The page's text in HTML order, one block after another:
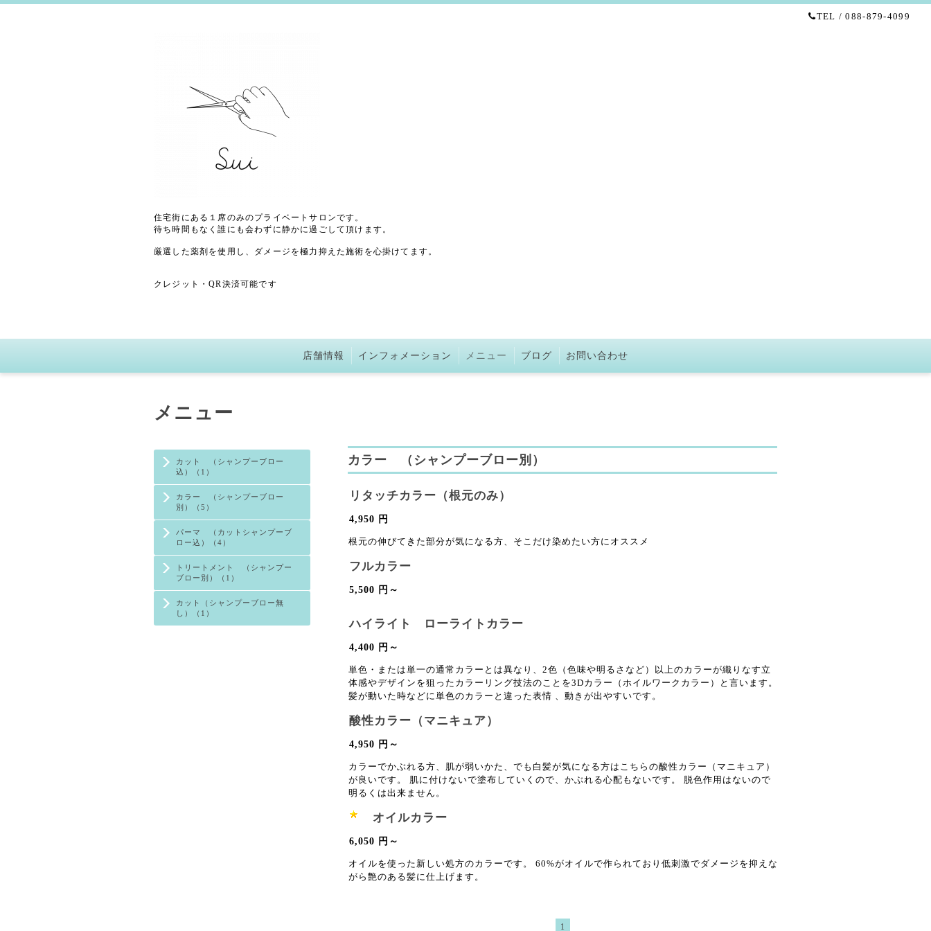
TEL / 088-879-4099
住宅街にある１席のみのプライベートサロンです。
待ち時間もなく誰にも会わずに静かに過ごして頂けます。
厳選した薬剤を使用し、ダメージを極力抑えた施術を心掛けてます。
クレジット・QR決済可能です
店舗情報 インフォメーション メニュー ブログ お問い合わせ
カット （シャンプーブロー
込）（1）
カラー （シャンプーブロー
別）（5）
パーマ （カットシャンプーブ
ロー込）（4）
トリートメント （シャンプー
ブロー別）（1）
カット（シャンプーブロー無
し）（1）
メニュー
カラー （シャンプーブロー別）
リタッチカラー（根元のみ）
4,950 円
根元の伸びてきた部分が気になる方、そこだけ染めたい方にオススメ
フルカラー
5,500 円～
ハイライト ローライトカラー
4,400 円～
単色・または単一の通常カラーとは異なり、2色（色味や明るさなど）以上のカラーが織りなす立
体感やデザインを狙ったカラーリング技法のことを3Dカラー（ホイルワークカラー）と言います。
髪が動いた時などに単色のカラーと違った表情 、動きが出やすいです。
酸性カラー（マニキュア）
4,950 円～
カラーでかぶれる方、肌が弱いかた、でも白髪が気になる方はこちらの酸性カラー（マニキュア）
が良いです。 肌に付けないで塗布していくので、かぶれる心配もないです。 脱色作用はないので
明るくは出来ません。
オイルカラー
6,050 円～
オイルを使った新しい処方のカラーです。 60%がオイルで作られており低刺激でダメージを抑えな
がら艶のある髪に仕上げます。
1